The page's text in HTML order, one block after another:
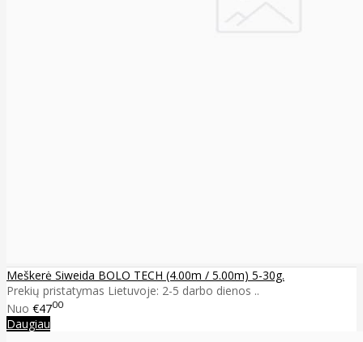
Meškerė Siweida BOLO TECH (4.00m / 5.00m) 5-30g.
Prekių pristatymas Lietuvoje: 2-5 darbo dienos ..
Nuo €4700
Daugiau